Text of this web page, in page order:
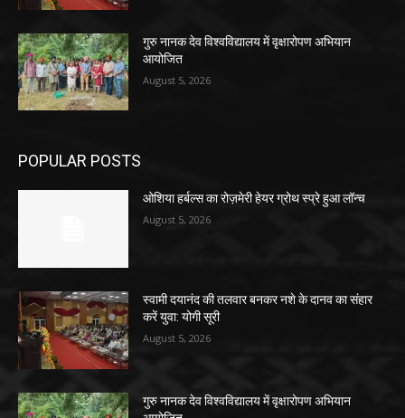
गुरु नानक देव विश्वविद्यालय में वृक्षारोपण अभियान
आयोजित
August 5, 2026
POPULAR POSTS
ओशिया हर्बल्स का रोज़मेरी हेयर ग्रोथ स्प्रे हुआ लॉन्च
August 5, 2026
स्वामी दयानंद की तलवार बनकर नशे के दानव का संहार
करें युवा: योगी सूरी
August 5, 2026
गुरु नानक देव विश्वविद्यालय में वृक्षारोपण अभियान